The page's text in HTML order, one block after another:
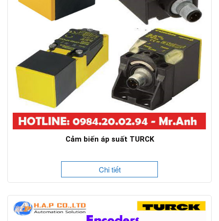
Cảm biến áp suất TURCK
Chi tiết